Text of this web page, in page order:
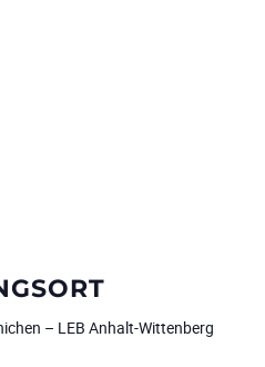
– LEB Anhalt-Wittenberg